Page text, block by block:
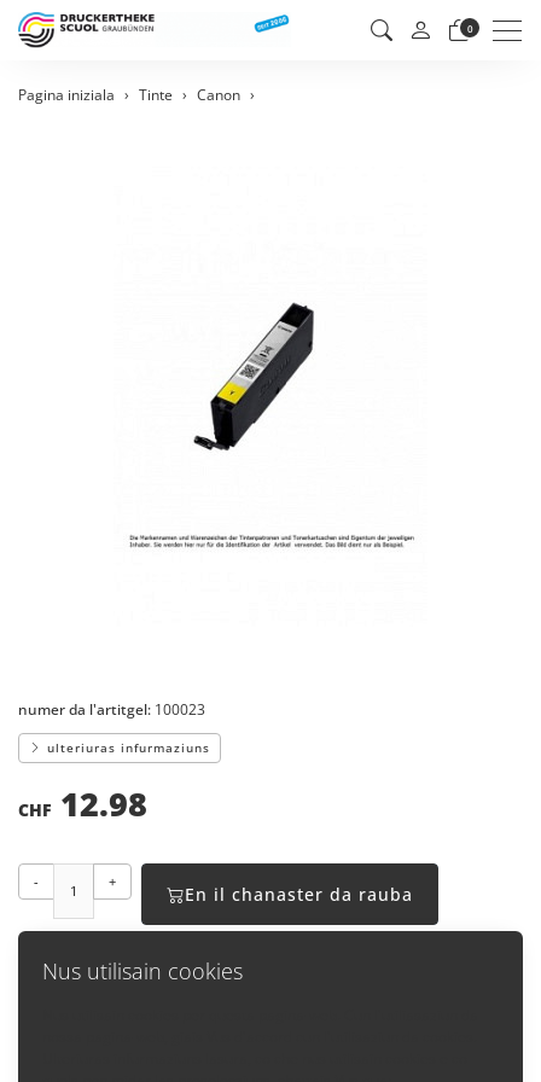
Nus utilisain cookies
0
Pagina iniziala Tinte Canon
numer da l'artitgel: 100023
ulteriuras infurmaziuns
CHF 12.98
- +
En il chanaster da rauba